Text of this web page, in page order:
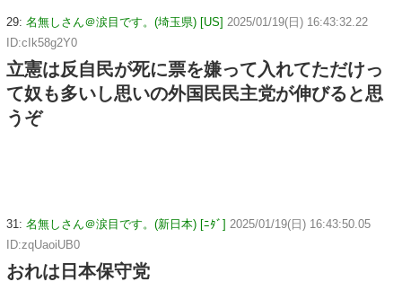
29: 名無しさん＠涙目です。(埼玉県) [US] 2025/01/19(日) 16:43:32.22
ID:cIk58g2Y0
立憲は反自民が死に票を嫌って入れてただけっ
て奴も多いし思いの外国民民主党が伸びると思
うぞ
31: 名無しさん＠涙目です。(新日本) [ﾆﾀﾞ] 2025/01/19(日) 16:43:50.05
ID:zqUaoiUB0
おれは日本保守党